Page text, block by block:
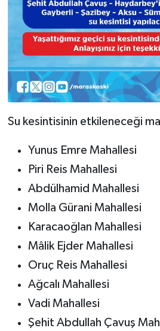
Su kesintisinin etkileneceği
Yunus Emre Mahallesi
Piri Reis Mahallesi
Abdülhamid Mahallesi
Molla Gürani Mahallesi
Karacaoğlan Mahallesi
Mâlik Ejder Mahallesi
Oruç Reis Mahallesi
Ağcalı Mahallesi
Vadi Mahallesi
Şehit Abdullah Çavuş
KİM KİMDİR
ÇEK GÖNDER
KİTAP
HEDEF2020
OTOMOBİL
TARİH
Politika
YEREL